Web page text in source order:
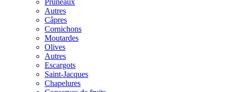
Pruneaux
Autres
Câpres
Cornichons
Moutardes
Olives
Autres
Escargots
Saint-Jacques
Chapelures